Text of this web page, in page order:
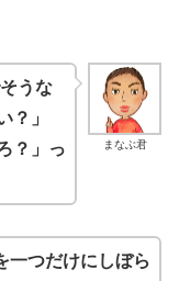
まなぶ君
うな
？」
？」っ
一つだけにしぼら